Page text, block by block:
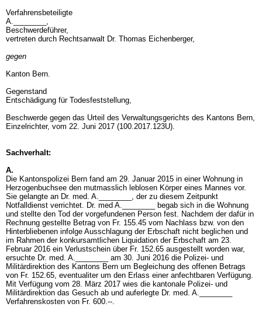
Verfahrensbeteiligte
A.________,
Beschwerdeführer,
vertreten durch Rechtsanwalt Dr. Thomas Eichenberger,
gegen
Kanton Bern.
Gegenstand
Entschädigung für Todesfeststellung,
Beschwerde gegen das Urteil des Verwaltungsgerichts des Kantons Bern,
Einzelrichter, vom 22. Juni 2017 (100.2017.123U).
Sachverhalt:
A.
Die Kantonspolizei Bern fand am 29. Januar 2015 in einer Wohnung in
Herzogenbuchsee den mutmasslich leblosen Körper eines Mannes vor.
Sie gelangte an Dr. med. A.________, der zu diesem Zeitpunkt
Notfalldienst verrichtet. Dr. med A.________ begab sich in die Wohnung
und stellte den Tod der vorgefundenen Person fest. Nachdem der dafür in
Rechnung gestellte Betrag von Fr. 155.45 vom Nachlass bzw. von den
Hinterbliebenen infolge Ausschlagung der Erbschaft nicht beglichen und
im Rahmen der konkursamtlichen Liquidation der Erbschaft am 23.
Februar 2016 ein Verlustschein über Fr. 152.65 ausgestellt worden war,
ersuchte Dr. med. A.________ am 30. Juni 2016 die Polizei- und
Militärdirektion des Kantons Bern um Begleichung des offenen Betrags
von Fr. 152.65, eventualiter um den Erlass einer anfechtbaren Verfügung.
Mit Verfügung vom 28. März 2017 wies die kantonale Polizei- und
Militärdirektion das Gesuch ab und auferlegte Dr. med. A.________
Verfahrenskosten von Fr. 600.--.